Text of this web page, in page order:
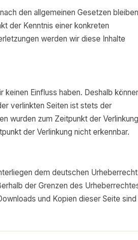
den allgemeinen Gesetzen bleiben
der Kenntnis einer konkreten
werden wir diese Inhalte
Einfluss haben. Deshalb
verlinkten Seiten ist stets der
wurden zum Zeitpunkt der Verlinkung
der Verlinkung nicht erkennbar.
dem deutschen
der Grenzen des
und Kopien dieser Seite sind